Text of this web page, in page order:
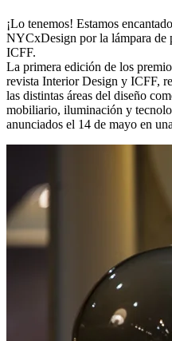
¡Lo tenemos! Estamos
NYCxDesign por la lámpara de
ICFF.
La primera edición de los
revista Interior Design y ICFF,
las distintas áreas del diseño
mobiliario, iluminación y
anunciados el 14 de mayo en